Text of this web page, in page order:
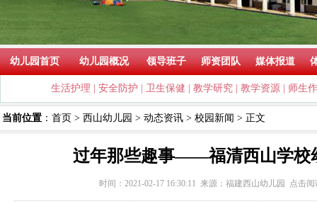
幼儿园首页 幼儿园概况 领导班子 师资团队 媒体报道
生活护理 安全防护 卫生保健 教学研究 教学资源 师生
当前位置 ： 首页 > 西山幼儿园 > 动态资讯 > 校园新闻 > 正文
过年那些趣事——福清西山学校
时间：2021-02-17 16:30:11 来源： 福建西山幼儿园 点击阅